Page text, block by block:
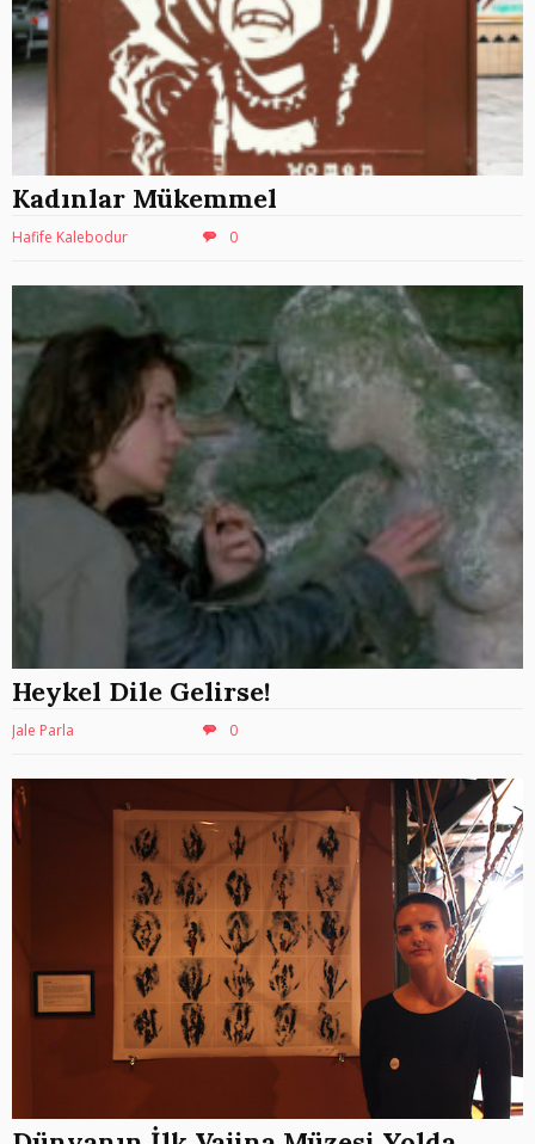
Kadınlar Mükemmel
Hafife Kalebodur 0
Heykel Dile Gelirse!
Jale Parla 0